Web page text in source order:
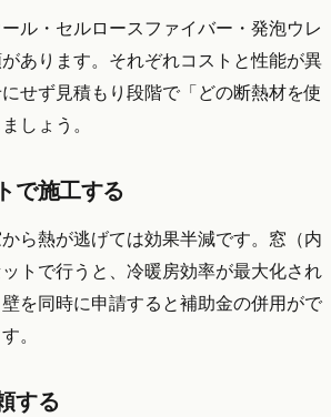
ル・セルロースファイバー・発泡ウレ
あります。それぞれコストと性能が異
せず見積もり段階で「どの断熱材を使
しょう。
で施工する
ら熱が逃げては効果半減です。窓（内
トで行うと、冷暖房効率が最大化され
を同時に申請すると補助金の併用がで
。
する